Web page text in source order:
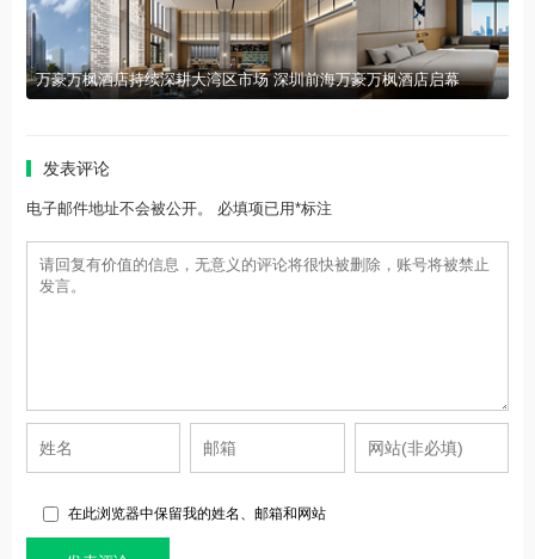
万豪万枫酒店持续深耕大湾区市场 深圳前海万豪万枫酒店启幕
发表评论
电子邮件地址不会被公开。 必填项已用*标注
在此浏览器中保留我的姓名、邮箱和网站